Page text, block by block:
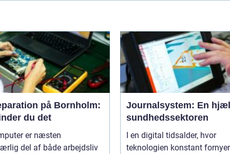
på Bornholm:
du det
er næsten
del af både arbejdsliv
Journalsystem: En
sundhedssektoren
I en digital tidsalder, hvor
teknologien konstant